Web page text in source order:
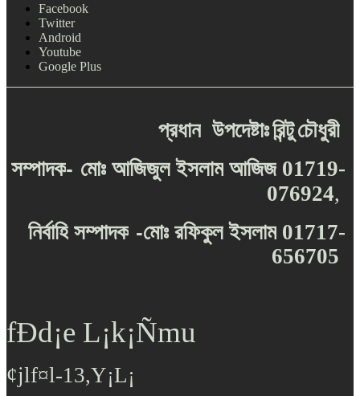
Facebook
Twitter
Android
Youtube
Google Plus
প্রধান উপদেষ্টাঃরিন্টুচৌধুরী
সম্পাদক- মোঃ আজিজুল ইসলাম আজিজ 01719-
076924,
নির্বাহি সম্পাদক -মোঃ রফিকুল ইসলাম 01717-
656705
fÐd¡e L¡k¡Ñmu
¢jlf¤l-13,Y¡L¡